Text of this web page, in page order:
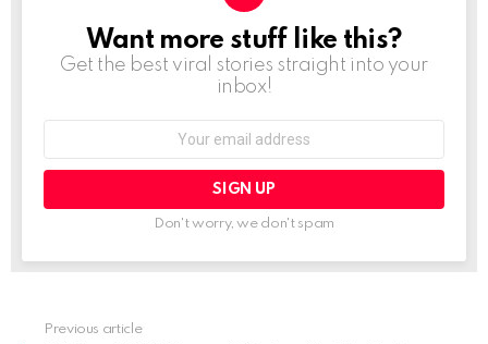
NEWSLETTER
Want more stuff like this?
Get the best viral stories straight into your
inbox!
Don't worry, we don't spam
Previous article